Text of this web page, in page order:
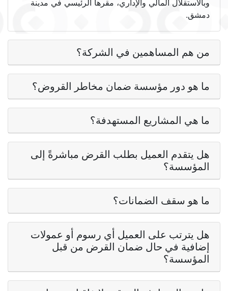
وبالاستقلال المالي والإداري، مقرها الرئيسي في مدينة
دمشق.
من هم المساهمين في الشركة؟
ما هو دور مؤسسة ضمان مخاطر القروض؟
ما هي المشاريع المستهدفة؟
هل يتقدم العميل بطلب القرض مباشرةً إلى
المؤسسة؟
ما هو سقف الضمانات؟
هل يترتب على العميل أي رسوم أو عمولات
إضافية في حال ضمان القرض من قبل
المؤسسة؟